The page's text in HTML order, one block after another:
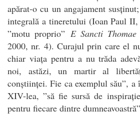
apărat-o cu un angajament
integrală a tineretului (Ioan Paul II,
”motu proprio” E Sancti
2000, nr. 4). Curajul prin care el
chiar viața pentru a nu trăda
noi, astăzi, un martir al
conștiinței. Fie ca exemplul său”, a
XIV-lea, ”să fie sursă de
pentru fiecare dintre